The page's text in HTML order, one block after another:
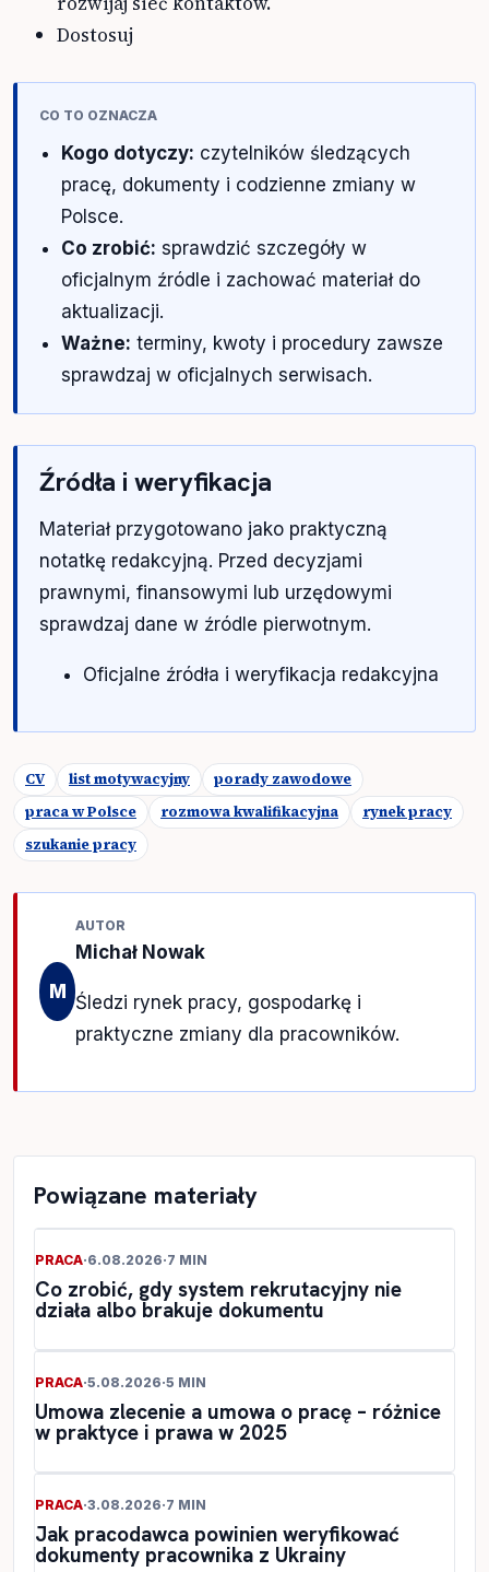
Dostosuj
CO TO OZNACZA
Kogo dotyczy: czytelników śledzących
pracę, dokumenty i codzienne zmiany w
Polsce.
Co zrobić: sprawdzić szczegóły w
oficjalnym źródle i zachować materiał do
aktualizacji.
Ważne: terminy, kwoty i procedury zawsze
sprawdzaj w oficjalnych serwisach.
Źródła i weryfikacja
Materiał przygotowano jako praktyczną
notatkę redakcyjną. Przed decyzjami
prawnymi, finansowymi lub urzędowymi
sprawdzaj dane w źródle pierwotnym.
Oficjalne źródła i weryfikacja redakcyjna
CV list motywacyjny
porady zawodowe
praca w Polsce
rozmowa kwalifikacyjna
rynek pracy
szukanie pracy
M
AUTOR
Michał Nowak
Śledzi rynek pracy, gospodarkę i
praktyczne zmiany dla pracowników.
Powiązane materiały
PRACA·6.08.2026·7 MIN
Co zrobić, gdy system rekrutacyjny nie
działa albo brakuje dokumentu
PRACA·5.08.2026·5 MIN
Umowa zlecenie a umowa o pracę – różnice
w praktyce i prawa w 2025
PRACA·3.08.2026·7 MIN
Jak pracodawca powinien weryfikować
dokumenty pracownika z Ukrainy